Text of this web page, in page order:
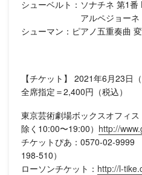
シューベルト：ソナチネ 第1
アルペジョーネ・ソ
シューマン：ピアノ五重奏曲
【チケット】 2021年6月23日
全席指定＝2,400円（税込）
東京芸術劇場ボックスオフィ
除く10:00〜19:00） http://
チケットぴあ：0570-02-9999
198-510）
ローソンチケット： http://l-